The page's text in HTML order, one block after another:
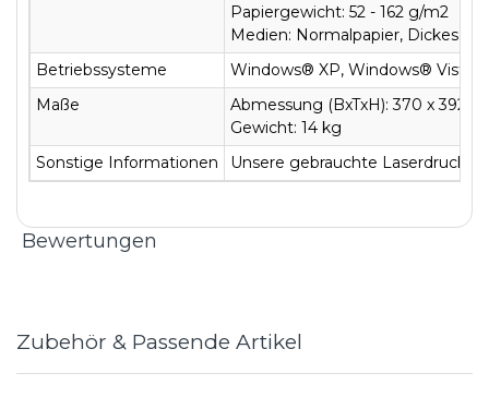
Papiergewicht: 52 - 162 g/m2
Medien: Normalpapier, Dickes
Betriebssysteme
Windows® XP, Windows® Vista,
Maße
Abmessung (BxTxH): 370 x 392 x
Gewicht: 14 kg
Sonstige Informationen
Unsere gebrauchte
Bewertungen
Zubehör & Passende Artikel